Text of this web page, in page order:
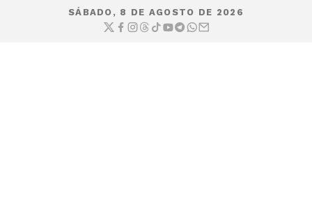
SÁBADO, 8 DE AGOSTO DE 2026